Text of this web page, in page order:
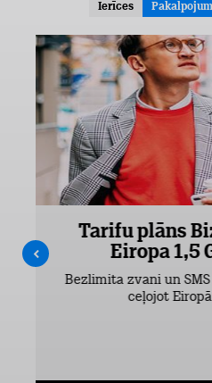
Ierīces
Tarifu plāns
Eiropa 1,5
Bezlimita zvani un
ceļojot Eiropā